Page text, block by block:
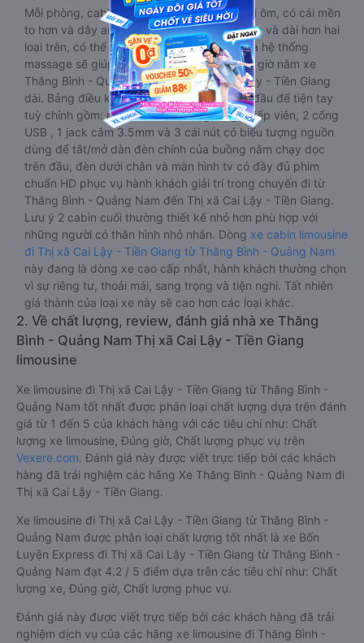
Mỗi phòng, cabin đều có gối nằm rời, có gối ôm, có cái mền
to hơn và dây an toàn seat belt. Giường rộng và dài hơn hai
loại trên, có thể lăn lộn thoải mái. Đặc biệt là hệ thống
massage sẽ giúp bạn thư giãn trong những giờ nằm xe
Thăng Bình - Quảng Nam đến Thị xã Cai Lậy - Tiền Giang
dài. Bảng điều khiển chính nằm ngay cạnh đầu để tiện tay
tuỳ chỉnh gồm: một cái nút to đùng để gọi tiếp viên, 2 cổng
USB , 1 jack cắm 3.5mm và 3 cái nút có biểu tượng nguồn
dùng để tắt/mở dàn đèn chính của buồng nằm chạy dọc
trên đầu, đèn dưới chân và màn hình tv có đầy đủ phim
chuẩn HD phục vụ hành khách giải trí trong chuyến đi từ
Thăng Bình - Quảng Nam đến Thị xã Cai Lậy - Tiền Giang.
Lưu ý 2 cabin cuối thường thiết kế nhỏ hơn phù hợp với
những người có thân hình nhỏ nhắn. Dòng xe cabin limousine
đi Thị xã Cai Lậy - Tiền Giang từ Thăng Bình - Quảng Nam
này đang là dòng xe cao cấp nhất, hành khách thường chọn
vì sự riêng tư, thoải mái, sang trọng và tiện nghi. Tất nhiên
giá thành của loại xe này sẽ cao hơn các loại khác.
2. Về chất lượng, review, đánh giá nhà xe Thăng
Bình - Quảng Nam Thị xã Cai Lậy - Tiền Giang
limousine
Xe limousine đi Thị xã Cai Lậy - Tiền Giang từ Thăng Bình -
Quảng Nam tốt nhất được phân loại chất lượng dựa trên đánh
giá từ 1 đến 5 của khách hàng với các tiêu chí như: Chất
lượng xe limousine, Đúng giờ, Chất lượng phục vụ trên
Vexere.com. Đánh giá này được viết trực tiếp bởi các khách
hàng đã trải nghiệm các hãng Xe Thăng Bình - Quảng Nam đi
Thị xã Cai Lậy - Tiền Giang.
Xe limousine đi Thị xã Cai Lậy - Tiền Giang từ Thăng Bình -
Quảng Nam được phân loại chất lượng tốt nhất là xe Bốn
Luyện Express đi Thị xã Cai Lậy - Tiền Giang từ Thăng Bình -
Quảng Nam đạt 4.2 / 5 điểm dựa trên các tiêu chí như: Chất
lượng xe, Đúng giờ, Chất lượng phục vụ.
Đánh giá này được viết trực tiếp bởi các khách hàng đã trải
nghiệm dịch vụ của các hãng xe limousine đi Thăng Bình -